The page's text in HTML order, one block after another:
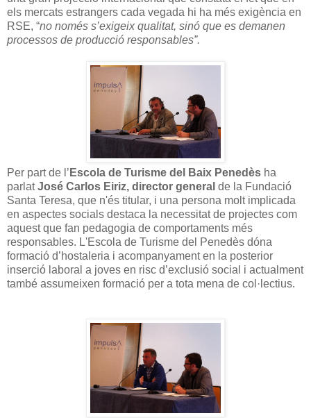
els mercats estrangers cada vegada hi ha més exigència en
RSE, “no només s’exigeix qualitat, sinó que es demanen
processos de producció responsables”.
Per part de l’ Escola de Turisme del Baix Penedès ha
parlatJosé Carlos Eiriz, director general de la Fundació
Santa Teresa, que n'és titular, i una persona molt implicada
en aspectes socials destaca la necessitat de projectes com
aquest que fan pedagogia de comportaments més
responsables. L'Escola de Turisme del Penedès dóna
formació d’hostaleria i acompanyament en la posterior
inserció laboral a joves en risc d’exclusió social i actualment
també assumeixen formació per a tota mena de col·lectius.